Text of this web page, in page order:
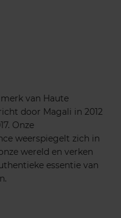
van Haute
door Magali in 2012
Onze
weerspiegelt zich in
wereld en verken
essentie van